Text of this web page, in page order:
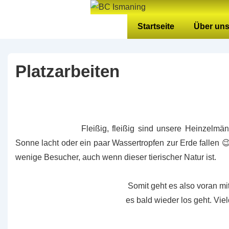
Hauptnavigation
Startseite Über uns
Platzarbeiten
Fleißig, fleißig sind unsere
Sonne lacht oder ein paar Wassertropfen zur Erde fallen
wenige Besucher, auch wenn dieser tierischer Natur ist.
Somit geht es also voran
es bald wieder los geht.